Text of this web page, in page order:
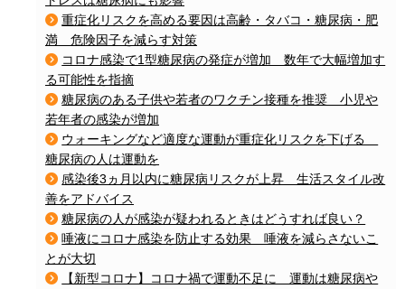
重症化リスクを高める要因は高齢・タバコ・糖尿病・肥
満 危険因子を減らす対策
コロナ感染で1型糖尿病の発症が増加 数年で大幅増加す
る可能性を指摘
糖尿病のある子供や若者のワクチン接種を推奨 小児や
若年者の感染が増加
ウォーキングなど適度な運動が重症化リスクを下げる
糖尿病の人は運動を
感染後3ヵ月以内に糖尿病リスクが上昇 生活スタイル改
善をアドバイス
糖尿病の人が感染が疑われるときはどうすれば良い？
唾液にコロナ感染を防止する効果 唾液を減らさないこ
とが大切
【新型コロナ】コロナ禍で運動不足に 運動は糖尿病や